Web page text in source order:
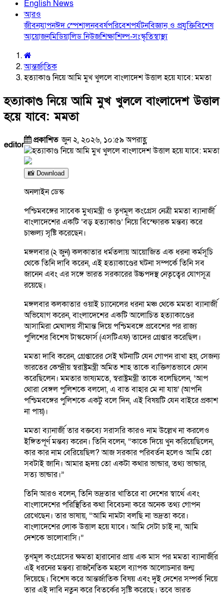
English News
আরও
জীবনযাপনঈদ স্পেশালনববর্ষপরিবেশপর্যটনবিজ্ঞান ও প্রযুক্তিবিশেষ
আয়োজনমিডিয়ালিড নিউজশিক্ষাশিল্প-সংস্কৃতিস্বাস্থ্য
আন্তর্জাতিক
হত্যাকাণ্ড নিয়ে আমি মুখ খুললে বাংলাদেশ উত্তাল হয়ে যাবে: মমতা
হত্যাকাণ্ড নিয়ে আমি মুখ খুললে বাংলাদেশ উত্তাল
হয়ে যাবে: মমতা
editor প্রকাশিতজুন ২, ২০২৬, ১০:৫৯ অপরাহ্ণ
📸 Download
অনলাইন ডেস্ক
পশ্চিমবঙ্গের সাবেক মুখ্যমন্ত্রী ও তৃণমূল কংগ্রেস নেত্রী মমতা ব্যানার্জী
বাংলাদেশের একটি ‘বড় হত্যাকাণ্ড’ নিয়ে বিস্ফোরক মন্তব্য করে
চাঞ্চল্য সৃষ্টি করেছেন।
মঙ্গলবার (২ জুন) কলকাতার ধর্মতলায় আয়োজিত এক ধরনা কর্মসূচি
থেকে তিনি দাবি করেন, এই হত্যাকাণ্ডের ঘটনা সম্পর্কে তিনি সব
জানেন এবং এর সঙ্গে ভারত সরকারের উচ্চপদস্থ নেতৃত্বের যোগসূত্র
রয়েছে।
মঙ্গলবার কলকাতার ওয়াই চ্যানেলের ধরনা মঞ্চ থেকে মমতা ব্যানার্জী
অভিযোগ করেন, বাংলাদেশের একটি আলোচিত হত্যাকাণ্ডের
আসামিরা মেঘালয় সীমান্ত দিয়ে পশ্চিমবঙ্গে প্রবেশের পর রাজ্য
পুলিশের বিশেষ টাস্কফোর্স (এসটিএফ) তাদের গ্রেপ্তার করেছিল।
মমতা দাবি করেন, গ্রেপ্তারের সেই ঘটনাটি যেন গোপন রাখা হয়, সেজন্য
ভারতের কেন্দ্রীয় স্বরাষ্ট্রমন্ত্রী অমিত শাহ তাকে ব্যক্তিগতভাবে ফোন
করেছিলেন। মমতার ভাষ্যমতে, স্বরাষ্ট্রমন্ত্রী তাকে বলেছিলেন, ‘আপ
থোরা বেঙ্গল পুলিশকে বলদো, এ বাত বাহার মে না যায়’ (আপনি
পশ্চিমবঙ্গের পুলিশকে একটু বলে দিন, এই বিষয়টি যেন বাইরে প্রকাশ
না পায়)।
মমতা ব্যানার্জী তার বক্তব্যে সরাসরি কারও নাম উল্লেখ না করলেও
ইঙ্গিতপূর্ণ মন্তব্য করেন। তিনি বলেন, “কাকে দিয়ে খুন করিয়েছিলেন,
কার কার নাম বেরিয়েছিল? আজ সরকার পরিবর্তন হলেও আমি তো
সবটাই জানি। আমার হৃদয় তো একটা কথার ভান্ডার, তথ্য ভান্ডার,
সত্য ভান্ডার।”
তিনি আরও বলেন, তিনি ভদ্রতার খাতিরে বা দেশের স্বার্থে এবং
বাংলাদেশের পরিস্থিতির কথা বিবেচনা করে অনেক তথ্য গোপন
রেখেছেন। তার ভাষায়, “আমি নামটা বলছি না ভদ্রতা করে।
বাংলাদেশের লোক উত্তাল হয়ে যাবে। আমি সেটা চাই না, আমি
দেশকে ভালোবাসি।”
তৃণমূল কংগ্রেসের ক্ষমতা হারানোর প্রায় এক মাস পর মমতা ব্যানার্জীর
এই ধরনের মন্তব্য রাজনৈতিক মহলে ব্যাপক আলোচনার জন্ম
দিয়েছে। বিশেষ করে আন্তর্জাতিক বিষয় এবং দুই দেশের সম্পর্ক নিয়ে
তার এই দাবি নতুন করে বিতর্কের সৃষ্টি করেছে। তবে ভারত